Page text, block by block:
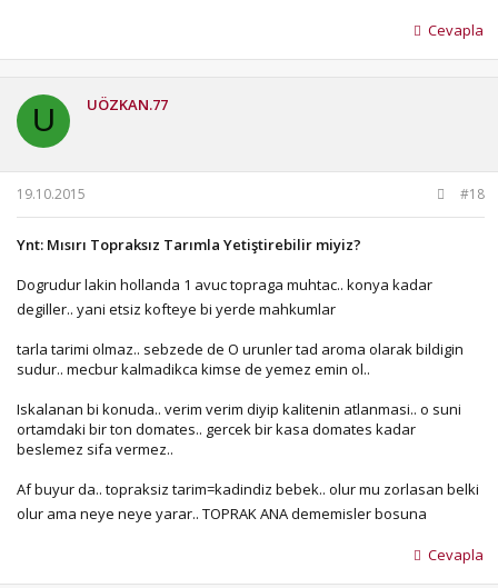
Cevapla
U UÖZKAN.77
19.10.2015 #18
Ynt: Mısırı Topraksız Tarımla Yetiştirebilir miyiz?
Dogrudur lakin hollanda 1 avuc topraga muhtac.. konya kadar
degiller.. yani etsiz kofteye bi yerde mahkumlar
tarla tarimi olmaz.. sebzede de O urunler tad aroma olarak bildigin
sudur.. mecbur kalmadikca kimse de yemez emin ol..
Iskalanan bi konuda.. verim verim diyip kalitenin atlanmasi.. o suni
ortamdaki bir ton domates.. gercek bir kasa domates kadar
beslemez sifa vermez..
Af buyur da.. topraksiz tarim=kadindiz bebek.. olur mu zorlasan belki
olur ama neye neye yarar.. TOPRAK ANA dememisler bosuna
Cevapla